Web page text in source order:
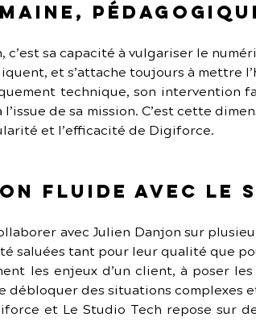
sa capacité à vulgariser le
et s’attache toujours à mettre
technique, son intervention
de sa mission. C’est cette
et l’efficacité de Digiforce.
fluide avec Le
avec Julien Danjon sur
saluées tant pour leur qualité que
les enjeux d’un client, à poser
débloquer des situations complexes
et Le Studio Tech repose sur